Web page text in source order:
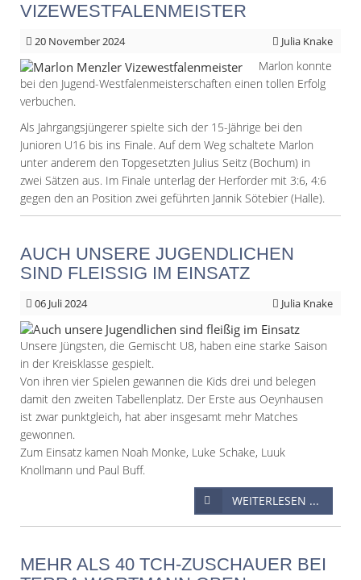
VIZEWESTFALENMEISTER
20 November 2024 Julia Knake
Marlon konnte
bei den Jugend-Westfalenmeisterschaften einen tollen Erfolg
verbuchen.
Als Jahrgangsjüngerer spielte sich der 15-Jährige bei den
Junioren U16 bis ins Finale. Auf dem Weg schaltete Marlon
unter anderem den Topgesetzten Julius Seitz (Bochum) in
zwei Sätzen aus. Im Finale unterlag der Herforder mit 3:6, 4:6
gegen den an Position zwei geführten Jannik Sötebier (Halle).
AUCH UNSERE JUGENDLICHEN
SIND FLEISSIG IM EINSATZ
06 Juli 2024 Julia Knake
Unsere Jüngsten, die Gemischt U8, haben eine starke Saison
in der Kreisklasse gespielt.
Von ihren vier Spielen gewannen die Kids drei und belegen
damit den zweiten Tabellenplatz. Der Erste aus Oeynhausen
ist zwar punktgleich, hat aber insgesamt mehr Matches
gewonnen.
Zum Einsatz kamen Noah Monke, Luke Schake, Luuk
Knollmann und Paul Buff.
WEITERLESEN ...
MEHR ALS 40 TCH-ZUSCHAUER BEI